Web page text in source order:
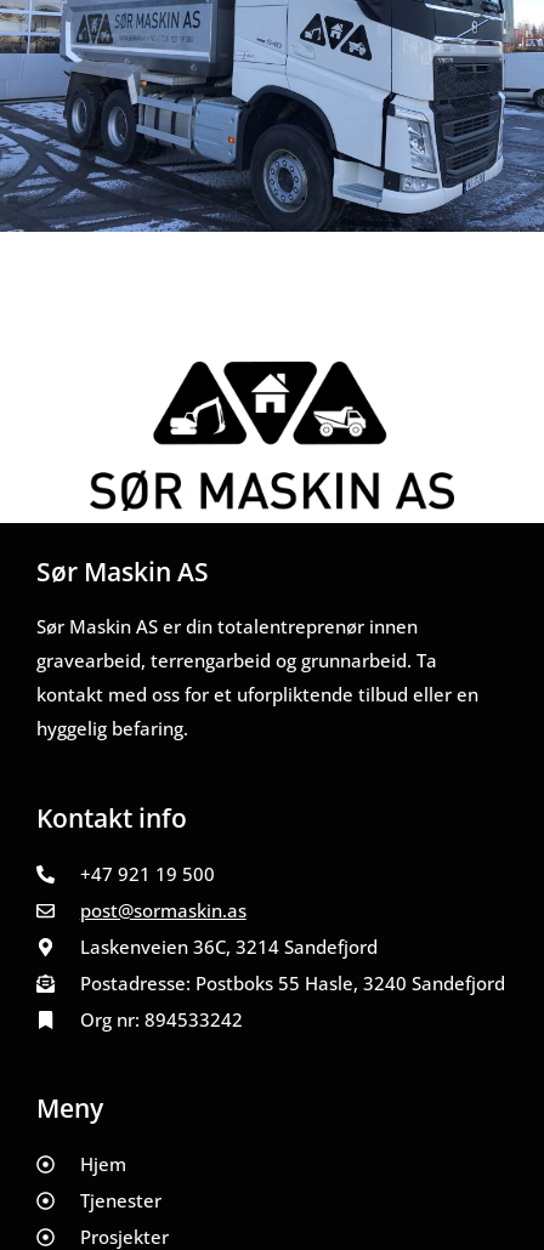
Sør Maskin AS
Sør Maskin AS er din totalentreprenør innen
gravearbeid, terrengarbeid og grunnarbeid. Ta
kontakt med oss for et uforpliktende tilbud eller en
hyggelig befaring.
Kontakt info
+47 921 19 500
post@sormaskin.as
Laskenveien 36C, 3214 Sandefjord
Postadresse: Postboks 55 Hasle, 3240 Sandefjord
Org nr: 894533242
Meny
Hjem
Tjenester
Prosjekter